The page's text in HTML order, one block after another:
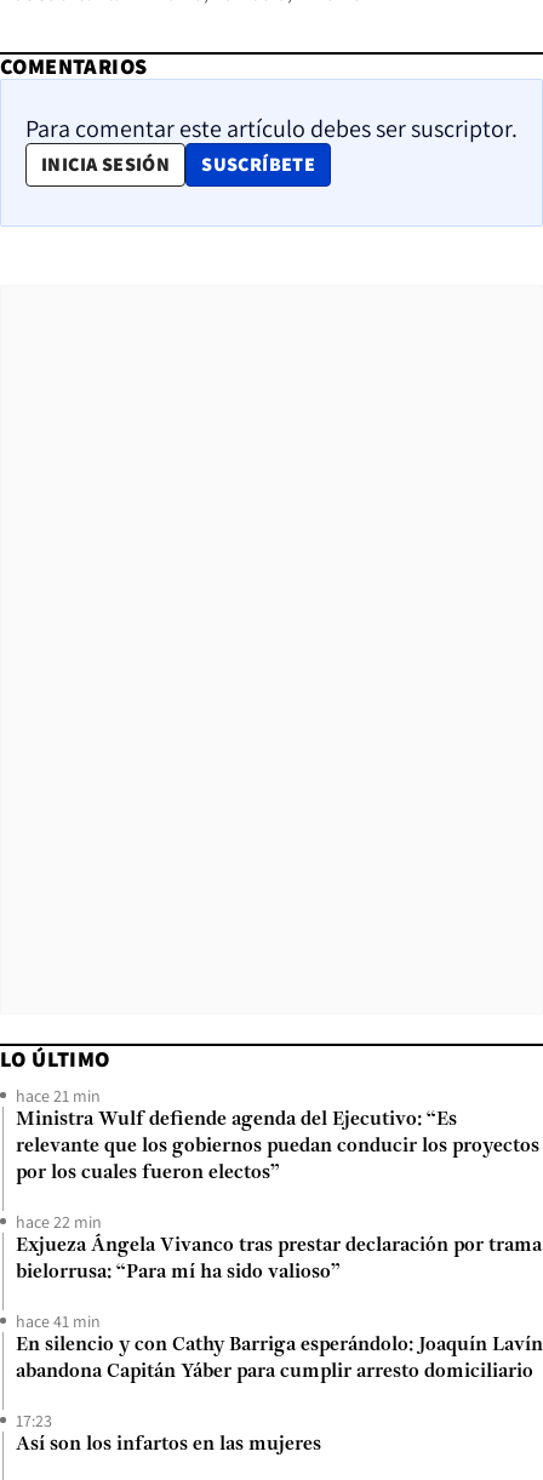
COMENTARIOS
Para comentar este artículo debes ser suscriptor.
INICIA SESIÓN SUSCRÍBETE
OPENS IN NEW WINDOW
LO ÚLTIMO
hace 21 min
Ministra Wulf defiende agenda del Ejecutivo: “Es
relevante que los gobiernos puedan conducir los proyectos
por los cuales fueron electos”
hace 22 min
Exjueza Ángela Vivanco tras prestar declaración por trama
bielorrusa: “Para mí ha sido valioso”
hace 41 min
En silencio y con Cathy Barriga esperándolo: Joaquín Lavín
abandona Capitán Yáber para cumplir arresto domiciliario
17:23
Así son los infartos en las mujeres